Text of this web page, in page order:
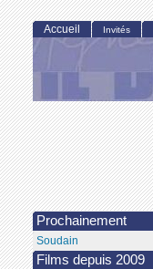
Accueil Invités
Prochainement
Soudain
Films depuis 2009